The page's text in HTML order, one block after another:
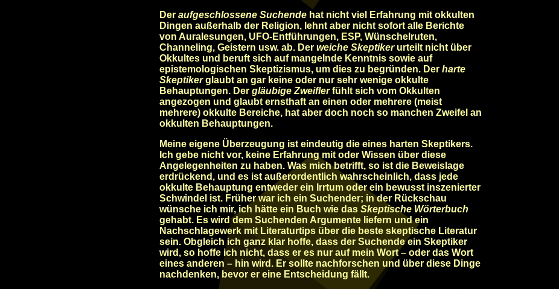
Der aufgeschlossene Suchende hat nicht viel Erfahrung mit okkulten
Dingen außerhalb der Religion, lehnt aber nicht sofort alle Berichte
von Auralesungen, UFO-Entführungen, ESP, Wünschelruten,
Channeling, Geistern usw. ab. Der weiche Skeptikerurteilt nicht über
Okkultes und beruft sich auf mangelnde Kenntnis sowie auf
epistemologischen Skeptizismus, um dies zu begründen. Der harte
Skeptikerglaubt an gar keine oder nur sehr wenige okkulte
Behauptungen. Der gläubige Zweiflerfühlt sich vom Okkulten
angezogen und glaubt ernsthaft an einen oder mehrere (meist
mehrere) okkulte Bereiche, hat aber doch noch so manchen Zweifel an
okkulten Behauptungen.
Meine eigene Überzeugung ist eindeutig die eines harten Skeptikers.
Ich gebe nicht vor, keine Erfahrung mit oder Wissen über diese
Angelegenheiten zu haben. Was mich betrifft, so ist die Beweislage
erdrückend, und es ist außerordentlich wahrscheinlich, dass jede
okkulte Behauptung entweder ein Irrtum oder ein bewusst inszenierter
Schwindel ist. Früher war ich ein Suchender; in der Rückschau
wünsche ich mir, ich hätte ein Buch wie das Skeptische Wörterbuch
gehabt. Es wird dem Suchenden Argumente liefern und ein
Nachschlagewerk mit Literaturtips über die beste skeptische Literatur
sein. Obgleich ich ganz klar hoffe, dass der Suchende ein Skeptiker
wird, so hoffe ich nicht, dass er es nur auf mein Wort – oder das Wort
eines anderen – hin wird. Er sollte nachforschen und über diese Dinge
nachdenken, bevor er eine Entscheidung fällt.